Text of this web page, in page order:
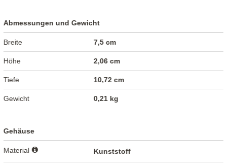
Abmessungen und Gewicht
Breite 7,5 cm
Höhe 2,06 cm
Tiefe 10,72 cm
Gewicht 0,21 kg
Gehäuse
Material Kunststoff